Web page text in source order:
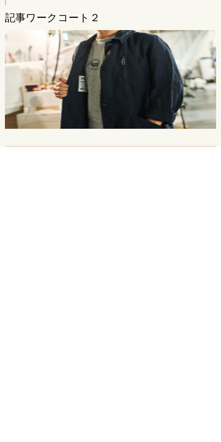
記事ワークコート２